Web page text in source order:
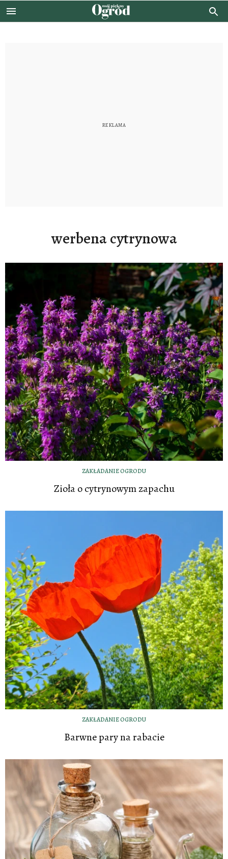
werbena cytrynowa
ZAKŁADANIE OGRODU
Zioła o cytrynowym zapachu
ZAKŁADANIE OGRODU
Barwne pary na rabacie